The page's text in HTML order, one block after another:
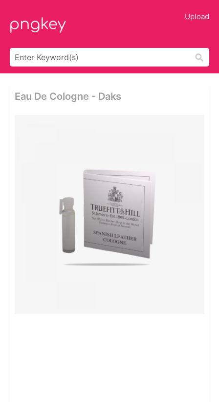
Upload
Eau De Cologne - Daks